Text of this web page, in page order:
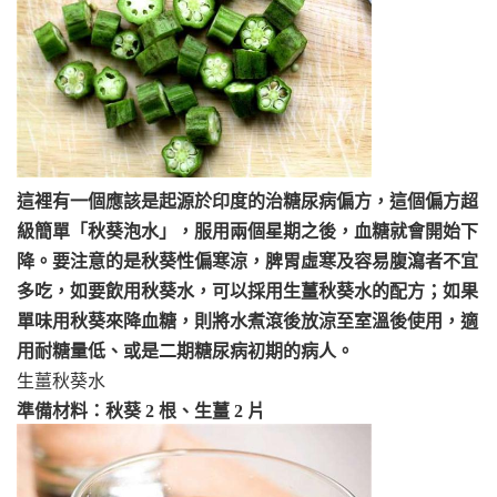
這裡有一個應該是起源於印度的治糖尿病偏方，這個偏方超
級簡單「秋葵泡水」，服用兩個星期之後，血糖就會開始下
降。要注意的是秋葵性偏寒涼，脾胃虛寒及容易腹瀉者不宜
多吃，如要飲用秋葵水，可以採用生薑秋葵水的配方；如果
單味用秋葵來降血糖，則將水煮滾後放涼至室溫後使用，適
用耐糖量低、或是二期糖尿病初期的病人。
生薑秋葵水
準備材料：秋葵 2 根、生薑 2 片